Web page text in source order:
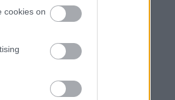
cookies on